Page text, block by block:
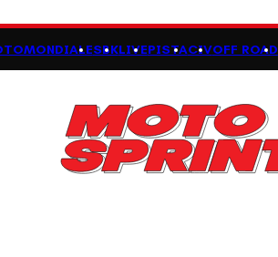
SBKLIVEPISTACIVOFF ROAD